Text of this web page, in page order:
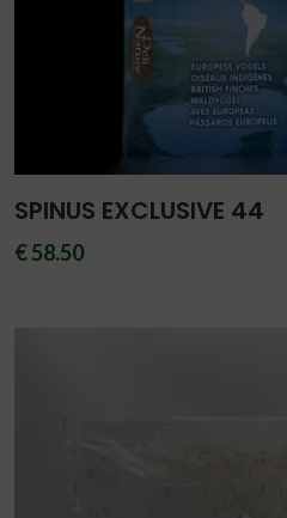
SPINUS EXCLUSIVE 44
€ 58.50